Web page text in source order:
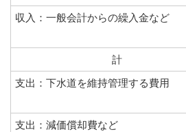
収入：一般会計からの繰入金など
計
支出：下水道を維持管理する費用
支出：減価償却費など